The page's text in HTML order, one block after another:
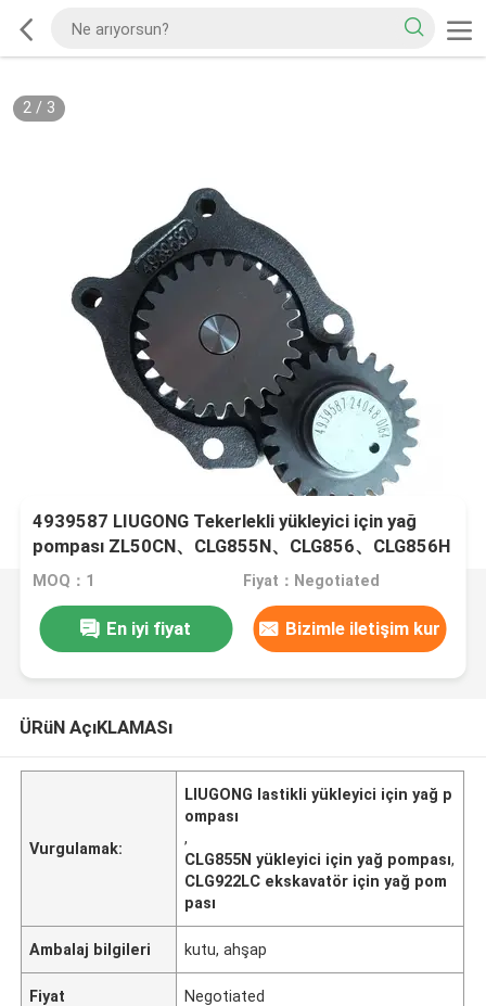
2/ 3
4939587 LIUGONG Tekerlekli yükleyici için yağ
pompası ZL50CN、CLG855N、CLG856、CLG856H
LW500KL Ekskavatör CLG922LC、CLG925LC
MOQ：1 Fiyat：Negotiated
En iyi fiyat Bizimle iletişim kur
ÜRüN AçıKLAMASı
Vurgulamak:
LIUGONG lastikli yükleyici için yağ p
ompası
,
CLG855N yükleyici için yağ pompası,
CLG922LC ekskavatör için yağ pom
pası
Ambalaj bilgileri kutu, ahşap
Fiyat Negotiated